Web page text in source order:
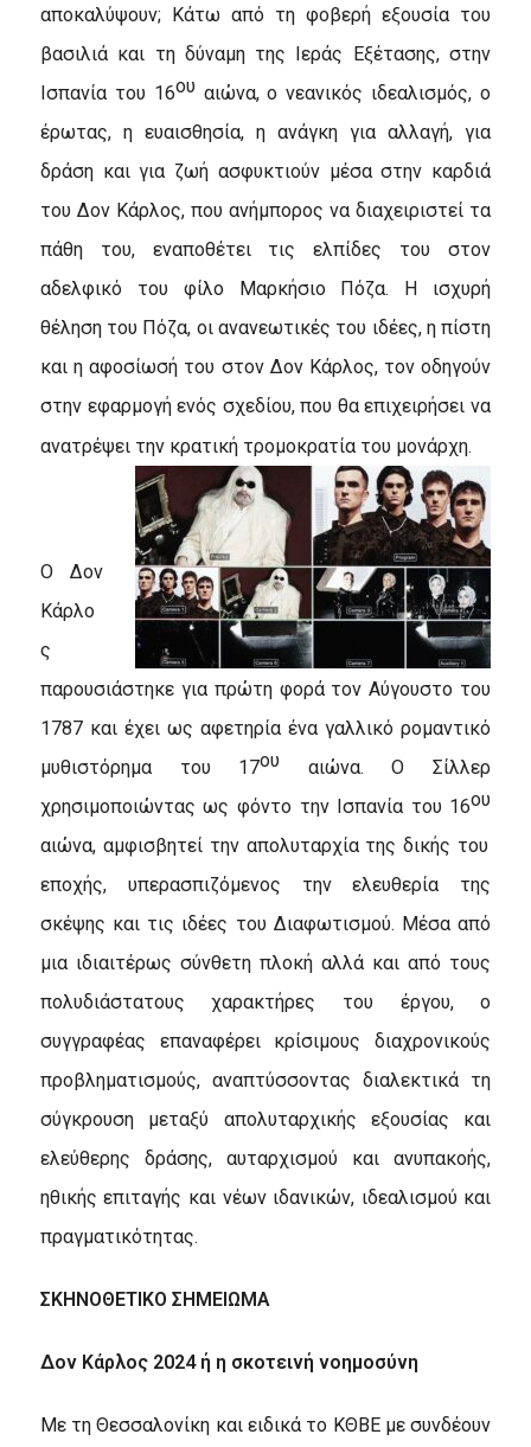
αποκαλύψουν; Κάτω από τη φοβερή εξουσία του
βασιλιά και τη δύναμη της Ιεράς Εξέτασης, στην
Ισπανία του 16ου αιώνα, ο νεανικός ιδεαλισμός, ο
έρωτας, η ευαισθησία, η ανάγκη για αλλαγή, για
δράση και για ζωή ασφυκτιούν μέσα στην καρδιά
του Δον Κάρλος, που ανήμπορος να διαχειριστεί τα
πάθη του, εναποθέτει τις ελπίδες του στον
αδελφικό του φίλο Μαρκήσιο Πόζα. Η ισχυρή
θέληση του Πόζα, οι ανανεωτικές του ιδέες, η πίστη
και η αφοσίωσή του στον Δον Κάρλος, τον οδηγούν
στην εφαρμογή ενός σχεδίου, που θα επιχειρήσει να
ανατρέψει την κρατική τρομοκρατία του μονάρχη.
Ο Δον
Κάρλο
ς
παρουσιάστηκε για πρώτη φορά τον Αύγουστο του
1787 και έχει ως αφετηρία ένα γαλλικό ρομαντικό
μυθιστόρημα του 17ου αιώνα. Ο Σίλλερ
χρησιμοποιώντας ως φόντο την Ισπανία του 16ου
αιώνα, αμφισβητεί την απολυταρχία της δικής του
εποχής, υπερασπιζόμενος την ελευθερία της
σκέψης και τις ιδέες του Διαφωτισμού. Μέσα από
μια ιδιαιτέρως σύνθετη πλοκή αλλά και από τους
πολυδιάστατους χαρακτήρες του έργου, ο
συγγραφέας επαναφέρει κρίσιμους διαχρονικούς
προβληματισμούς, αναπτύσσοντας διαλεκτικά τη
σύγκρουση μεταξύ απολυταρχικής εξουσίας και
ελεύθερης δράσης, αυταρχισμού και ανυπακοής,
ηθικής επιταγής και νέων ιδανικών, ιδεαλισμού και
πραγματικότητας.
ΣΚΗΝΟΘΕΤΙΚΟ ΣΗΜΕΙΩΜΑ
Δον Κάρλος 2024 ή η σκοτεινή νοημοσύνη
Με τη Θεσσαλονίκη και ειδικά το ΚΘΒΕ με συνδέουν